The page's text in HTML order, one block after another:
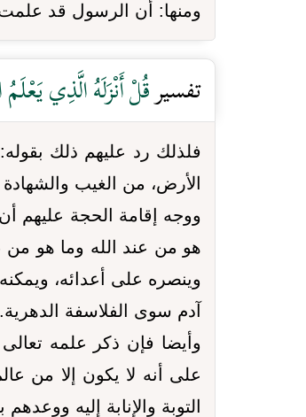
ومنها: أن الرسول قد علمت
تفسير قُلْ أَنْزَلَهُ الَّذِي
فلذلك رد عليهم ذلك
الأرض، من الغيب
ووجه إقامة الحجة عليهم
هو من عند الله وما هو من
وينصره على أعدائه،
آدم سوى الفلاسفة الدهرية.
وأيضا فإن ذكر علمه
على أنه لا يكون إلا من
التوبة والإنابة إليه